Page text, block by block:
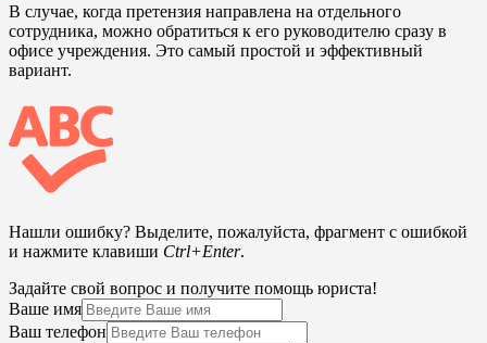
В случае, когда претензия направлена на отдельного
сотрудника, можно обратиться к его руководителю сразу в
офисе учреждения. Это самый простой и эффективный
вариант.
Нашли ошибку? Выделите, пожалуйста, фрагмент с ошибкой
и нажмите клавиши Ctrl+Enter.
Задайте свой вопрос и получите помощь юриста!
Ваше имя
Ваш телефон